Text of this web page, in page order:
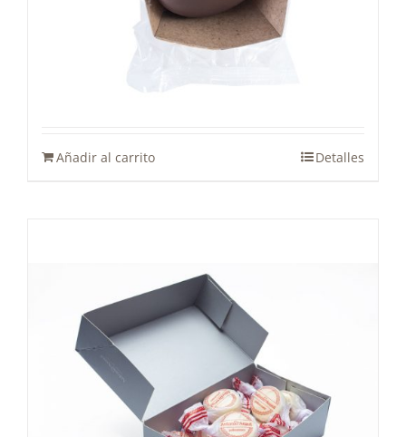
Tontitas Brown
Añadir al carrito Detalles